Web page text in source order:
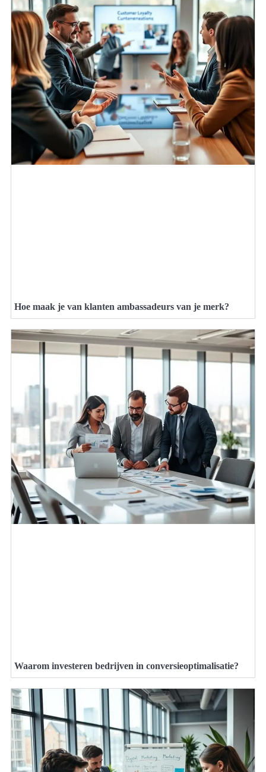
Hoe maak je van klanten ambassadeurs van je merk?
Waarom investeren bedrijven in conversieoptimalisatie?